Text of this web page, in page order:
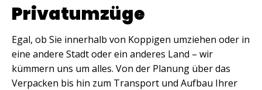
Privatumzüge
Egal, ob Sie innerhalb von Koppigen umziehen oder in
eine andere Stadt oder ein anderes Land – wir
kümmern uns um alles. Von der Planung über das
Verpacken bis hin zum Transport und Aufbau Ihrer